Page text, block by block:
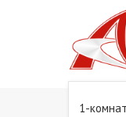
1-
Главная